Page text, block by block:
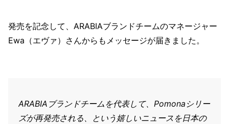
発売を記念して、ARABIAブランドチームのマネージャー
Ewa（エヴァ）さんからもメッセージが届きました。
ARABIAブランドチームを代表して、Pomonaシリー
ズが再発売される、という嬉しいニュースを日本の